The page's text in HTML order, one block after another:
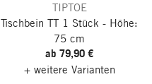
TIPTOE
Tischbein TT 1 Stück - Höhe:
75 cm
ab 79,90 €
+ weitere Varianten